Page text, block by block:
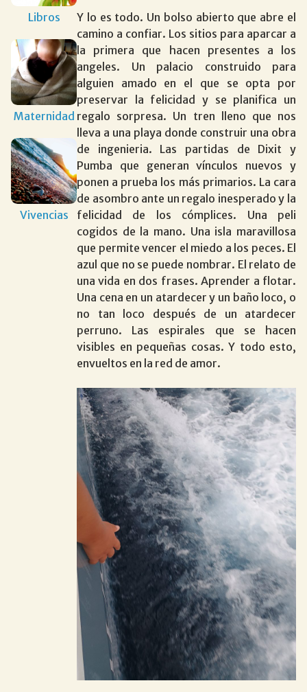
Libros
Maternidad
Vivencias
Y lo es todo. Un bolso abierto que abre el
camino a confiar. Los sitios para aparcar a
la primera que hacen presentes a los
angeles. Un palacio construido para
alguien amado en el que se opta por
preservar la felicidad y se planifica un
regalo sorpresa. Un tren lleno que nos
lleva a una playa donde construir una obra
de ingenieria. Las partidas de Dixit y
Pumba que generan vínculos nuevos y
ponen a prueba los más primarios. La cara
de asombro ante un regalo inesperado y la
felicidad de los cómplices. Una peli
cogidos de la mano. Una isla maravillosa
que permite vencer el miedo a los peces. El
azul que no se puede nombrar. El relato de
una vida en dos frases. Aprender a flotar.
Una cena en un atardecer y un baño loco, o
no tan loco después de un atardecer
perruno. Las espirales que se hacen
visibles en pequeñas cosas. Y todo esto,
envueltos en la red de amor.